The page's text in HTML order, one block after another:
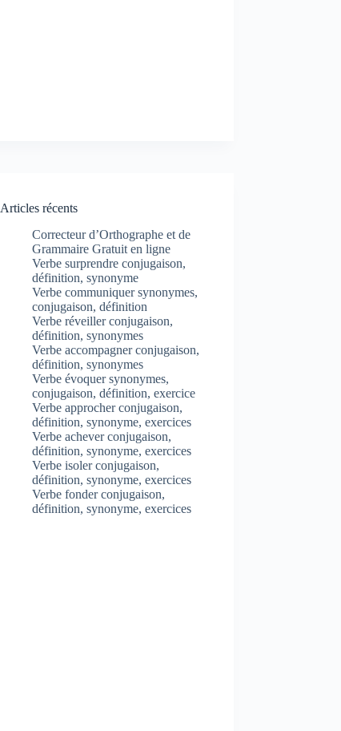
Articles récents
Correcteur d’Orthographe et de
Grammaire Gratuit en ligne
Verbe surprendre conjugaison,
définition, synonyme
Verbe communiquer synonymes,
conjugaison, définition
Verbe réveiller conjugaison,
définition, synonymes
Verbe accompagner conjugaison,
définition, synonymes
Verbe évoquer synonymes,
conjugaison, définition, exercice
Verbe approcher conjugaison,
définition, synonyme, exercices
Verbe achever conjugaison,
définition, synonyme, exercices
Verbe isoler conjugaison,
définition, synonyme, exercices
Verbe fonder conjugaison,
définition, synonyme, exercices